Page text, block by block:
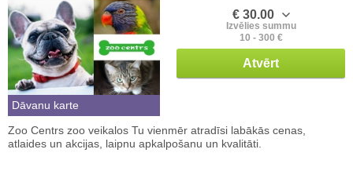
Dāvanu karte
€ 30.00
Izvēlies summu
10 - 300 €
Atvērt
Zoo Centrs zoo veikalos Tu vienmēr atradīsi labākās cenas,
atlaides un akcijas, laipnu apkalpošanu un kvalitāti.